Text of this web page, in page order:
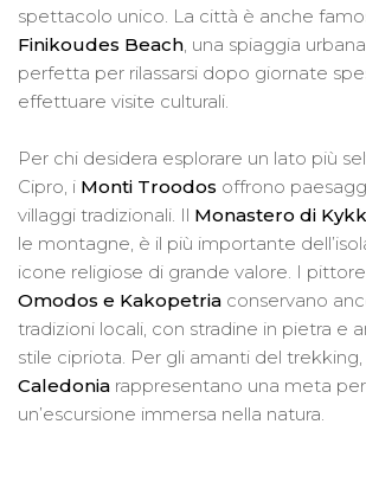
spettacolo unico. La città è anche
Finikoudes Beach , una spiaggia
perfetta per rilassarsi dopo giornate
effettuare visite culturali.
Per chi desidera esplorare un lato più
Cipro, i Monti Troodos offrono
villaggi tradizionali. Il Monastero di
le montagne, è il più importante
icone religiose di grande valore. I
Omodos e Kakopetria conservano
tradizioni locali, con stradine in pietra e
stile cipriota. Per gli amanti del trekking,
Caledonia rappresentano una meta
un’escursione immersa nella natura.